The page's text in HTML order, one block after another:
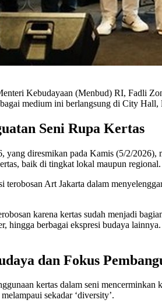
Kebudayaan (Menbud) RI, Fadli
medium ini berlangsung di City
Seni Rupa Kertas
yang diresmikan pada Kamis (5/2/
baik di tingkat lokal maupun regional.
terobosan Art Jakarta dalam
karena kertas sudah menjadi
hingga berbagai ekspresi budaya
dan Fokus
kertas dalam seni mencerminkan
sekadar ‘diversity’.